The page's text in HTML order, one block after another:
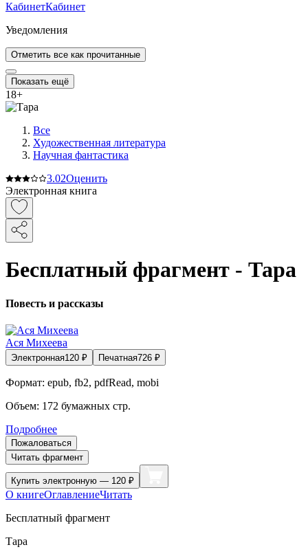
КабинетКабинет
Уведомления
Отметить все как прочитанные
Показать ещё
18+
Все
Художественная литература
Научная фантастика
3.02Оценить
Электронная книга
Бесплатный фрагмент - Тара
Повесть и рассказы
Ася Михеева
Электронная120 ₽ Печатная726 ₽
Формат: epub, fb2, pdfRead, mobi
Объем: 172 бумажных стр.
Подробнее
Пожаловаться
Читать фрагмент
Купить электронную — 120 ₽
О книгеОглавлениеЧитать
Бесплатный фрагмент
Тара